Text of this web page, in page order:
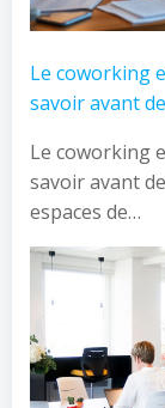
Le coworking
savoir avant
Le coworking
savoir avant
espaces de…